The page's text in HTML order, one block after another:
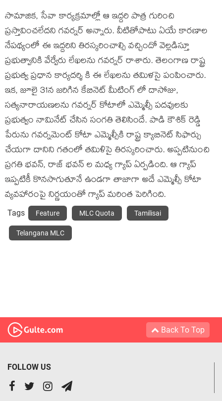
సామాజిక, సేవా కార్యక్రమాల్లో ఆ ఇద్దరి పాత్ర గురించి
ప్రస్తావించలేదని గవర్నర్ అన్నారు. వీటితోపాటు ఏయే కారణాల
నేపథ్యంలో ఈ ఇద్దరిని తిరస్కరించాల్సి వచ్చిందో వెల్లడిస్తూ
ప్రభుత్వానికి వేర్వేరు లేఖలను గవర్నర్ రాశారు. తెలంగాణ రాష్ట్ర
ప్రభుత్వ ప్రధాన కార్యదర్శి కి ఈ లేఖలను తమిళసై పంపించారు.
ఇక, జూలై 31న జరిగిన కేబినెట్ మీటింగ్ లో దాసోజు,
సత్యనారాయణలను గవర్నర్ కోటాలో ఎమ్మెల్సీ పదవులకు
ప్రభుత్వం నామినేట్ చేసిన సంగతి తెలిసిందే. పాడి కౌశిక్ రెడ్డి
పేరును గవర్నమెంట్ కోటా ఎమ్మెల్సీకి రాష్ట్ర క్యాబినెట్ సిఫార్సు
చేయగా దానిని గతంలో తమిళిసై తిరస్కరించారు. అప్పటినుంచి
ప్రగతి భవన్, రాజ్ భవన్ ల మధ్య గ్యాప్ ఏర్పడింది. ఆ గ్యాప్
ఇప్పటికీ కొనసాగుతూనే ఉండగా తాజాగా అదే ఎమ్మెల్సీ కోటా
వ్యవహారంపై నిర్ణయంతో గ్యాప్ మరింత పెరిగింది.
Tags Feature MLC Quota Tamilisai
Telangana MLC
Back To Top
FOLLOW US